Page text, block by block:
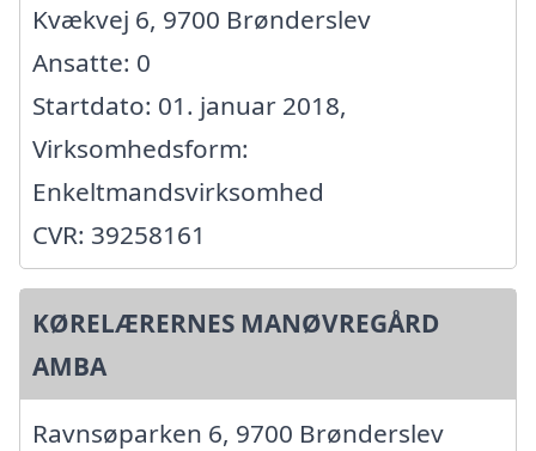
Kvækvej 6, 9700 Brønderslev
Ansatte: 0
Startdato: 01. januar 2018,
Virksomhedsform:
Enkeltmandsvirksomhed
CVR: 39258161
KØRELÆRERNES MANØVREGÅRD
AMBA
Ravnsøparken 6, 9700 Brønderslev